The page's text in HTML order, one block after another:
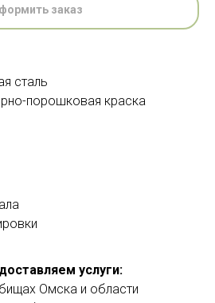
заказ
сталь
порошковая краска
услуги:
Омска и области